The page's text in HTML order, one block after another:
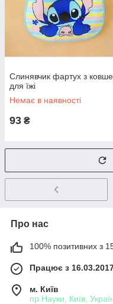
Слинявчик фартух з
для їжі
Немає в наявності
93 ₴
Про нас
100% позитивних з
Працює з
м. Київ
пр.Науки, Київ,